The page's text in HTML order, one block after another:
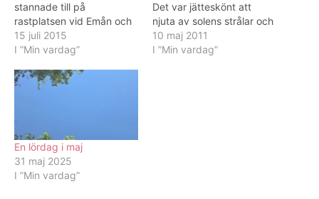
stannade till på
rastplatsen vid Emån och
åt våra baguetter. Med
kalkon och stekt ägg. S.å
att åka hit. Det är sol men
inte för varmt. Perfekt
15 juli 2015
I ”Min vardag”
Det var jätteskönt att
njuta av solens strålar och
fläktande vindar. Fler såna
här dagar tack!
10 maj 2011
I ”Min vardag”
En lördag i maj
31 maj 2025
I ”Min vardag”